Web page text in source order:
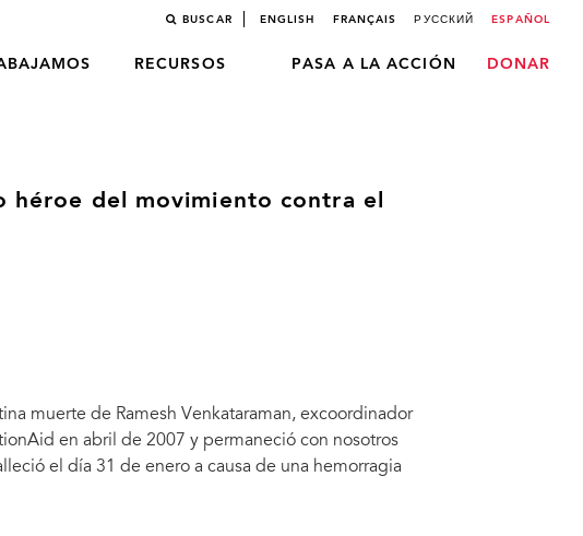
BUSCAR ENGLISH FRANÇAIS РУССКИЙ ESPAÑOL
RECURSOS PASA A LA ACCIÓN DONAR
héroe del movimiento contra el
muerte de Ramesh Venkataraman, excoordinador
en abril de 2007 y permaneció con nosotros
el día 31 de enero a causa de una hemorragia